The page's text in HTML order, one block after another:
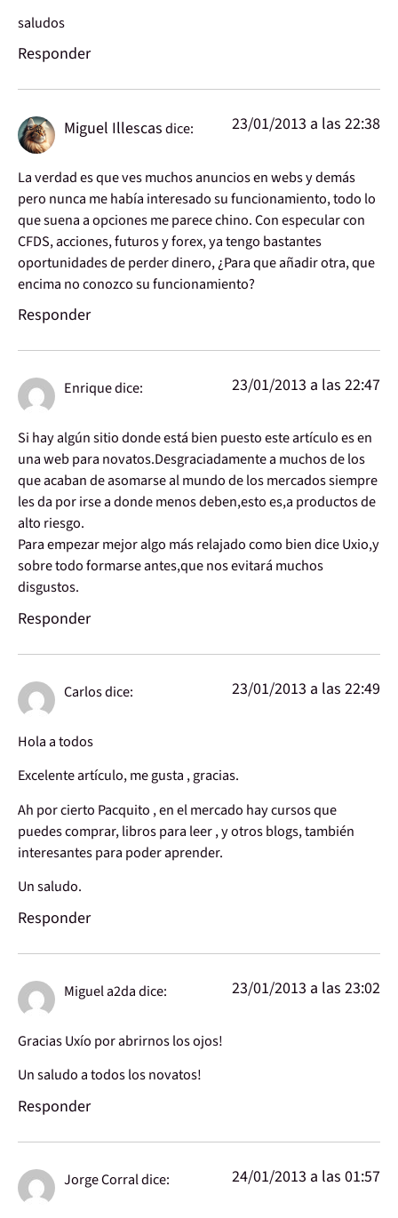
saludos
Responder
Miguel Illescasdice: 23/01/2013 a las 22:38
La verdad es que ves muchos anuncios en webs y demás
pero nunca me había interesado su funcionamiento, todo lo
que suena a opciones me parece chino. Con especular con
CFDS, acciones, futuros y forex, ya tengo bastantes
oportunidades de perder dinero, ¿Para que añadir otra, que
encima no conozco su funcionamiento?
Responder
Enriquedice: 23/01/2013 a las 22:47
Si hay algún sitio donde está bien puesto este artículo es en
una web para novatos.Desgraciadamente a muchos de los
que acaban de asomarse al mundo de los mercados siempre
les da por irse a donde menos deben,esto es,a productos de
alto riesgo.
Para empezar mejor algo más relajado como bien dice Uxio,y
sobre todo formarse antes,que nos evitará muchos
disgustos.
Responder
Carlosdice: 23/01/2013 a las 22:49
Hola a todos
Excelente artículo, me gusta , gracias.
Ah por cierto Pacquito , en el mercado hay cursos que
puedes comprar, libros para leer , y otros blogs, también
interesantes para poder aprender.
Un saludo.
Responder
Miguel a2dadice: 23/01/2013 a las 23:02
Gracias Uxío por abrirnos los ojos!
Un saludo a todos los novatos!
Responder
Jorge Corraldice: 24/01/2013 a las 01:57